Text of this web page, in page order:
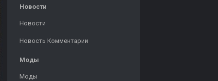
Новости
Новости
Новость Комментарии
Моды
Моды